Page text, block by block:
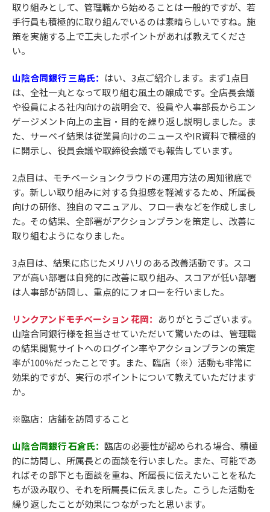
取り組みとして、管理職から始めることは一般的ですが、若
手行員も積極的に取り組んでいるのは素晴らしいですね。施
策を実施する上で工夫したポイントがあれば教えてくださ
い。
山陰合同銀行 三島氏： はい、3点ご紹介します。まず1点目
は、全社一丸となって取り組む風土の醸成です。全店長会議
や役員による社内向けの説明会で、役員や人事部長からエン
ゲージメント向上の主旨・目的を繰り返し説明しました。ま
た、サーベイ結果は従業員向けのニュースやIR資料で積極的
に開示し、役員会議や取締役会議でも報告しています。
2点目は、モチベーションクラウドの運用方法の周知徹底で
す。新しい取り組みに対する負担感を軽減するため、所属長
向けの研修、独自のマニュアル、フロー表などを作成しまし
た。その結果、全部署がアクションプランを策定し、改善に
取り組むようになりました。
3点目は、結果に応じたメリハリのある改善活動です。スコ
アが高い部署は自発的に改善に取り組み、スコアが低い部署
は人事部が訪問し、重点的にフォローを行いました。
リンクアンドモチベーション 花岡： ありがとうございます。
山陰合同銀行様を担当させていただいて驚いたのは、管理職
の結果閲覧サイトへのログイン率やアクションプランの策定
率が100％だったことです。また、臨店（※）活動も非常に
効果的ですが、実行のポイントについて教えていただけます
か。
※臨店：店舗を訪問すること
山陰合同銀行 石倉氏： 臨店の必要性が認められる場合、積極
的に訪問し、所属長との面談を行いました。また、可能であ
ればその部下とも面談を重ね、所属長に伝えたいことを私た
ちが汲み取り、それを所属長に伝えました。こうした活動を
繰り返したことが効果につながったと思います。